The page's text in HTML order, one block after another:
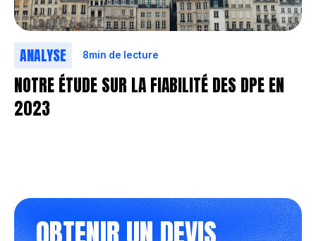
ANALYSE 8min de lecture
NOTRE ÉTUDE SUR LA FIABILITÉ DES DPE EN
2023